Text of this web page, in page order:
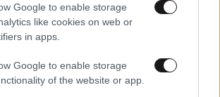
Google to enable storage
like cookies on web or
in apps.
Google to enable storage
of the website or app.